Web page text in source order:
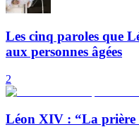
Les cinq paroles que
aux personnes âgées
2
Léon XIV : “La prière